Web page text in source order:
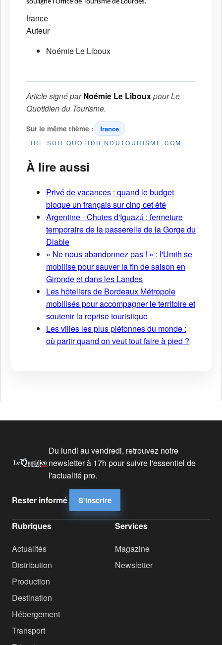
souligne l’Office de Tourisme de Lourdes.
france
Auteur
Noémie Le Liboux
Article signé parNoémie Le LibouxpourLe
Quotidien du Tourisme.
Sur le même thème : france
LIRE SUR QUOTIDIENDUTOURISME.COM
À lire aussi
Privé de vacances : quand le budget
bloque un français sur cinq cet été
Argentine - Chutes d'Iguazú : fermeture
temporaire de la passerelle de la Gorge du
Diable
« Ne nous abandonnez pas ! » : l'Umih se
mobilise pour sauver la fin de saison en
Gironde et dans les Landes
Les hôteliers de Bordeaux Métropole
mobilisés pour accompagner le territoire et
soutenir la reprise touristique
Les villes les plus piétonnes du monde :
où partir quand on veut tout faire à pied ?
Du lundi au vendredi, retrouvez notre
newsletter à 17h pour suivre l'essentiel de
l'actualité pro.
Rester informé S'inscrire
Rubriques
Actualités
Distribution
Production
Destination
Hébergement
Transport
Services
Magazine
Newsletter